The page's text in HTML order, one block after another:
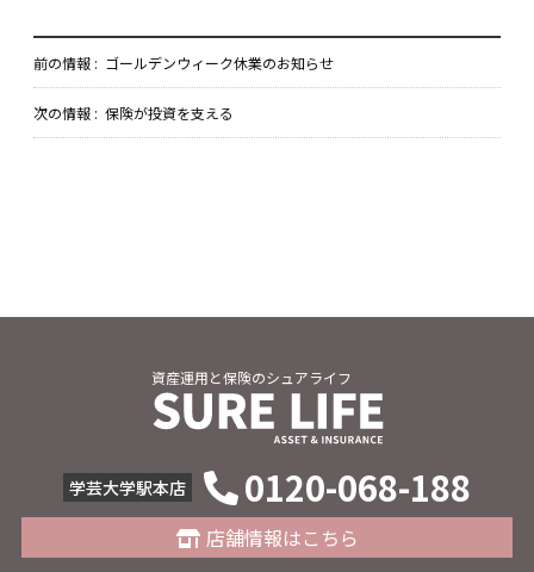
前の情報 : ゴールデンウィーク休業のお知らせ
次の情報 : 保険が投資を支える
資産運用と保険のシュアライフ
学芸大学駅本店 0120-068-188
店舗情報はこちら